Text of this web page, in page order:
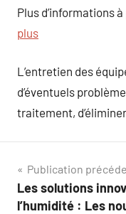
Plus d’informations
plus
L’entretien des
d’éventuels
traitement,
Navigation
de
Publication
Les solutions
l’humidité : Les